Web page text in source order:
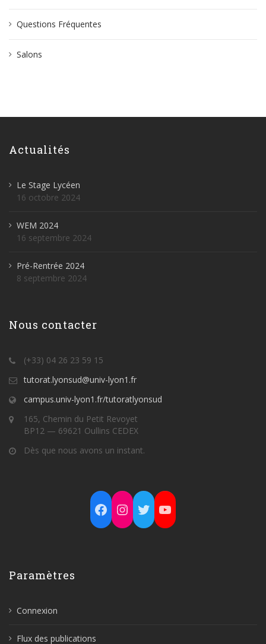
Questions Fréquentes
Salons
Actualités
Le Stage Lycéen
16 octobre 2024
WEM 2024
16 septembre 2024
Pré-Rentrée 2024
8 septembre 2024
Nous contacter
(+33) 04 26 23 59 15
tutorat.lyonsud@univ-lyon1.fr
campus.univ-lyon1.fr/tutoratlyonsud
165, Chemin du Petit Revoyet
BP12 — 69621 Oullins CEDEX
Dès que nous avons un instant.
Facebook Instagram Twitter YouTube
Paramètres
Connexion
Flux des publications